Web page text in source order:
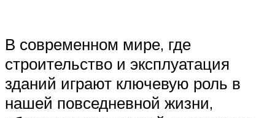
В современном мире, где
строительство и эксплуатация
зданий играют ключевую роль в
нашей повседневной жизни,